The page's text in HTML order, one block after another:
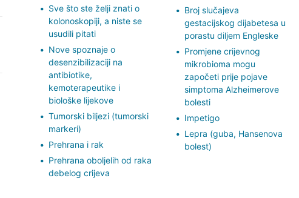
Sve što ste želji znati o
kolonoskopiji, a niste se
usudili pitati
Nove spoznaje o
desenzibilizaciji na
antibiotike,
kemoterapeutike i
biološke lijekove
Tumorski biljezi (tumorski
markeri)
Prehrana i rak
Prehrana oboljelih od raka
debelog crijeva
Broj slučajeva
gestacijskog dijabetesa u
porastu diljem Engleske
Promjene crijevnog
mikrobioma mogu
započeti prije pojave
simptoma Alzheimerove
bolesti
Impetigo
Lepra (guba, Hansenova
bolest)